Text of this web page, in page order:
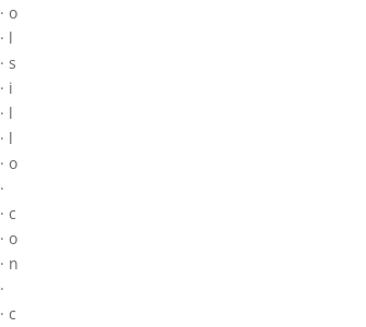
· o
· l
· s
· i
· l
· l
· o
·
· c
· o
· n
·
· c